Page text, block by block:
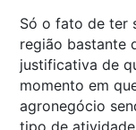
Só o fato de ter
região bastante
justificativa de
momento em
agronegócio
tipo de